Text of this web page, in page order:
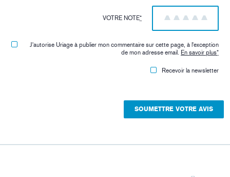
VOTRE NOTE* 5
4
3
2
1
J'autorise Uriage à publier mon commentaire sur cette page, à l'exception
de mon adresse email. En savoir plus*
Recevoir la newsletter